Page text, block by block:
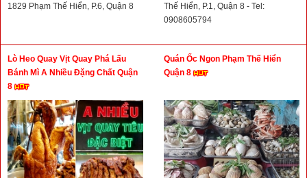
1829 Phạm Thế Hiển, P.6, Quận 8
Thế Hiển, P.1, Quận 8 - Tel:
0908605794
Lò Heo Quay Vịt Quay Phá Lấu
Bánh Mì A Nhiều Đặng Chất Quận
8
Quán Ốc Ngon Phạm Thế Hiển
Quận 8